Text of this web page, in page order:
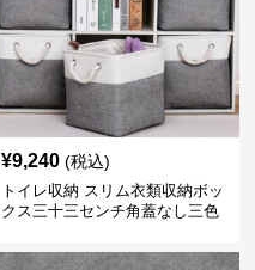
¥9,240 (税込)
トイレ収納 スリム衣類収納ボッ
クス三十三センチ角蓋なし三色